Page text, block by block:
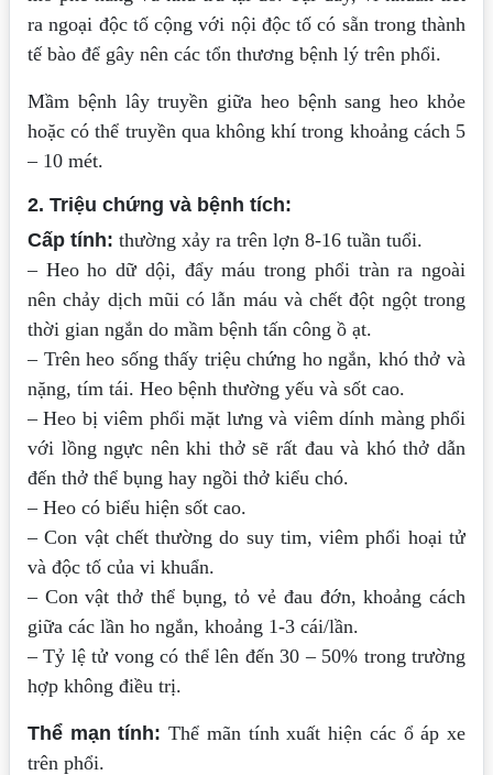
ra ngoại độc tố cộng với nội độc tố có sẵn trong thành
tế bào để gây nên các tổn thương bệnh lý trên phổi.
Mầm bệnh lây truyền giữa heo bệnh sang heo khỏe
hoặc có thể truyền qua không khí trong khoảng cách 5
– 10 mét.
2. Triệu chứng và bệnh tích:
Cấp tính: thường xảy ra trên lợn 8-16 tuần tuổi.
– Heo ho dữ dội, đẩy máu trong phổi tràn ra ngoài
nên chảy dịch mũi có lẫn máu và chết đột ngột trong
thời gian ngắn do mầm bệnh tấn công ồ ạt.
– Trên heo sống thấy triệu chứng ho ngắn, khó thở và
nặng, tím tái. Heo bệnh thường yếu và sốt cao.
– Heo bị viêm phổi mặt lưng và viêm dính màng phổi
với lồng ngực nên khi thở sẽ rất đau và khó thở dẫn
đến thở thể bụng hay ngồi thở kiểu chó.
– Heo có biểu hiện sốt cao.
– Con vật chết thường do suy tim, viêm phổi hoại tử
và độc tố của vi khuẩn.
– Con vật thở thể bụng, tỏ vẻ đau đớn, khoảng cách
giữa các lần ho ngắn, khoảng 1-3 cái/lần.
– Tỷ lệ tử vong có thể lên đến 30 – 50% trong trường
hợp không điều trị.
Thể mạn tính: Thể mãn tính xuất hiện các ổ áp xe
trên phổi.